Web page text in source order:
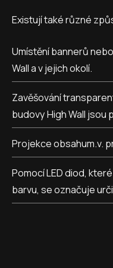
Existují také různé
Umístění bannerů
Wall a v jejich okolí.
Zavěšování
budovy High Wall jsou
Projekce obsahum.v.
Pomocí LED diod,
barvu, se označuje